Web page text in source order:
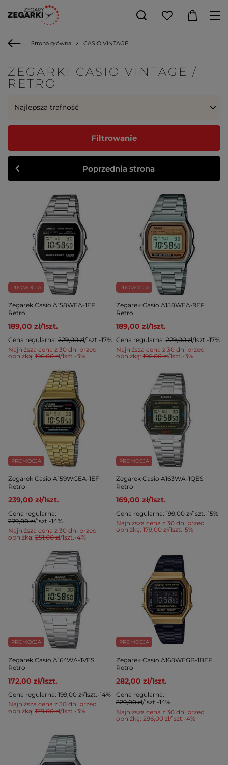
Strona główna CASIO VINTAGE
ZEGARKI CASIO VINTAGE /
RETRO
Najlepsza trafność
Filtrowanie
Poprzednia strona
PROMOCJA
Zegarek Casio A158WEA-1EF
Retro
189,00 zł/1szt.
Najniższa cena z 30 dni przed
obniżką: 196,00 zł/1szt.-3%
Cena regularna: 229,00 zł/1szt.-17%
PROMOCJA
Zegarek Casio A158WEA-9EF
Retro
189,00 zł/1szt.
Najniższa cena z 30 dni przed
obniżką:196,00 zł/1szt.-3%
Cena regularna:229,00 zł/1szt.-17%
PROMOCJA
Zegarek Casio A159WGEA-1EF
Retro
239,00 zł/1szt.
Najniższa cena z 30 dni przed
obniżką: 251,00 zł/1szt.-4%
Cena regularna:
279,00 zł/1szt.-14%
PROMOCJA
Zegarek Casio A163WA-1QES
Retro
169,00 zł/1szt.
Najniższa cena z 30 dni przed
obniżką:179,00 zł/1szt.-5%
Cena regularna:199,00 zł/1szt.-15%
PROMOCJA
Zegarek Casio A164WA-1VES
Retro
172,00 zł/1szt.
Najniższa cena z 30 dni przed
obniżką: 179,00 zł/1szt.-3%
Cena regularna: 199,00 zł/1szt.-14%
PROMOCJA
Zegarek Casio A168WEGB-1BEF
Retro
282,00 zł/1szt.
Najniższa cena z 30 dni przed
obniżką:296,00 zł/1szt.-4%
Cena regularna:
329,00 zł/1szt.-14%